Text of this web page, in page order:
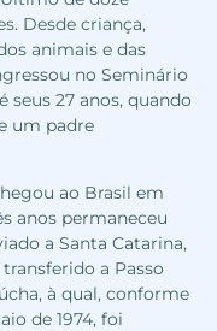
Desde criança,
animais e das
no Seminário
seus 27 anos, quando
um padre
ao Brasil em
anos permaneceu
a Santa Catarina,
a Passo
à qual, conforme
de 1974, foi